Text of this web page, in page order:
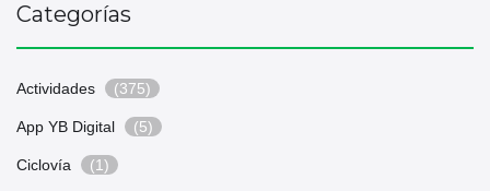
Categorías
Actividades (375)
App YB Digital (5)
Ciclovía (1)